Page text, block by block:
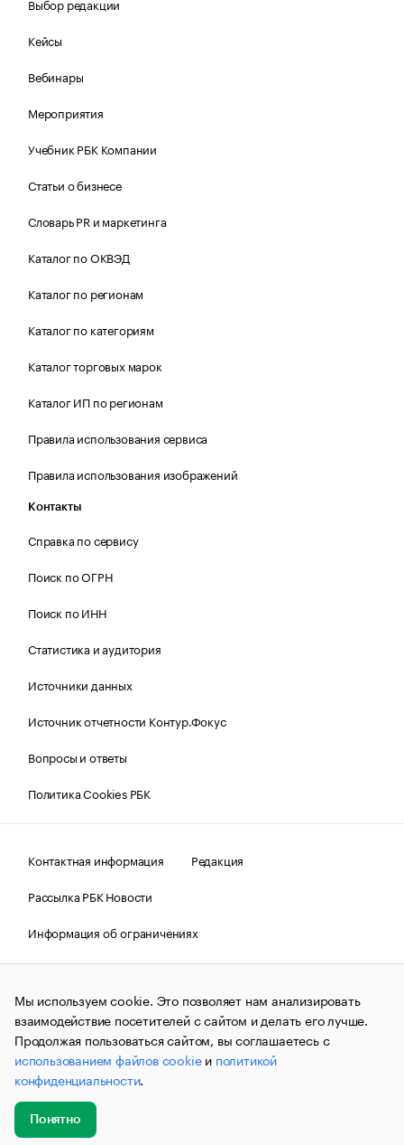
Выбор редакции
Кейсы
Вебинары
Мероприятия
Учебник РБК Компании
Статьи о бизнесе
Словарь PR и маркетинга
Каталог по ОКВЭД
Каталог по регионам
Каталог по категориям
Каталог торговых марок
Каталог ИП по регионам
Правила использования сервиса
Правила использования изображений
Контакты
Справка по сервису
Поиск по ОГРН
Поиск по ИНН
Статистика и аудитория
Источники данных
Источник отчетности Контур.Фокус
Вопросы и ответы
Политика Cookies РБК
Контактная информация
Редакция
Рассылка РБК Новости
Информация об ограничениях
Правовая информация
О соблюдении авторских прав
© АО «РОСБИЗНЕСКОНСАЛТИНГ»,1995–2026.Сообщения
и материалы информационного агентства «РБК»
(зарегистрировано Федеральной службой по надзору в сфере
связи, информационных технологий и массовых
коммуникаций (Роскомнадзор) 09.12.2015 за номером ИА
№ФС77-63848) сопровождаются пометкой «РБК». Отдельные
публикации могут содержать информацию,
не предназначенную для пользователей
до 18 лет.
Мы используем cookie. Это позволяет нам анализировать
взаимодействие посетителей с сайтом и делать его лучше.
Продолжая пользоваться сайтом, вы соглашаетесь с
использованием файлов cookieи политикой
конфиденциальности.
Понятно